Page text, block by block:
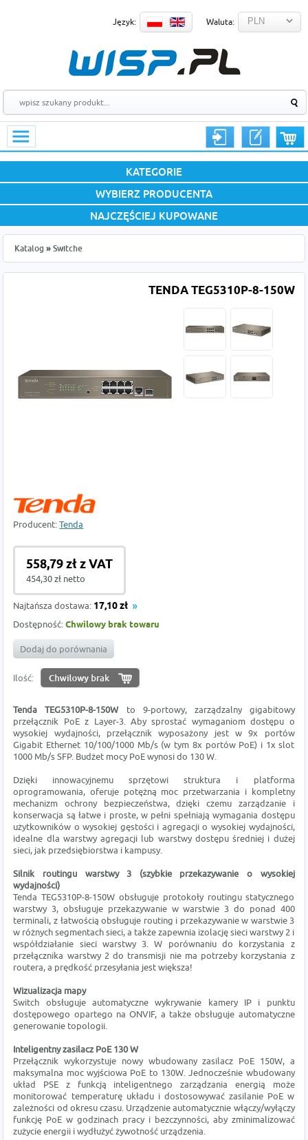
Język: Waluta:
KATEGORIE
WYBIERZ PRODUCENTA
NAJCZĘŚCIEJ KUPOWANE
Katalog » Switche
TENDA TEG5310P-8-150W
Producent:Tenda
558,79 zł z VAT
454,30 zł netto
Najtańsza dostawa: 17,10 zł
Dostępność:Chwilowy brak towaru
Dodaj do porównania
Ilość:
TendaTEG5310P-8-150W to 9-portowy, zarządzalny gigabitowy
przełącznik PoE z Layer-3. Aby sprostać wymaganiom dostępu o
wysokiej wydajności, przełącznik wyposażony jest w 9x portów
Gigabit Ethernet 10/100/1000 Mb/s (w tym 8x portów PoE) i 1x slot
1000 Mb/s SFP. Budżet mocy PoE wynosi do 130 W.
Dzięki innowacyjnemu sprzętowi struktura i platforma
oprogramowania, oferuje potężną moc przetwarzania i kompletny
mechanizm ochrony bezpieczeństwa, dzięki czemu zarządzanie i
konserwacja są łatwe i proste, w pełni spełniają wymagania dostępu
użytkowników o wysokiej gęstości i agregacji o wysokiej wydajności,
idealne dla warstwy agregacji lub warstwy dostępu średniej i dużej
sieci, jak przedsiębiorstwa i kampusy.
Silnik routingu warstwy 3 (szybkie przekazywanie o wysokiej
wydajności)
Tenda TEG5310P-8-150W obsługuje protokoły routingu statycznego
warstwy 3, obsługuje przekazywanie w warstwie 3 do ponad 400
terminali, z łatwością obsługuje routing i przekazywanie w warstwie 3
w różnych segmentach sieci, a także zapewnia izolację sieci warstwy 2 i
współdziałanie sieci warstwy 3. W porównaniu do korzystania z
przełącznika warstwy 2 do transmisji nie ma potrzeby korzystania z
routera, a prędkość przesyłania jest większa!
Wizualizacja mapy
Switch obsługuje automatyczne wykrywanie kamery IP i punktu
dostępowego opartego na ONVIF, a także obsługuje automatyczne
generowanie topologii.
Inteligentny zasilacz PoE 130 W
Przełącznik wykorzystuje nowy wbudowany zasilacz PoE 150W, a
maksymalna moc wyjściowa PoE to 130W. Jednocześnie wbudowany
układ PSE z funkcją inteligentnego zarządzania energią może
monitorować temperaturę układu i dostosowywać zasilanie PoE w
zależności od okresu czasu. Urządzenie automatycznie włączy/wyłączy
funkcję PoE w godzinach pracy i bezczynności, aby zminimalizować
zużycie energii i wydłużyć żywotność urządzenia.